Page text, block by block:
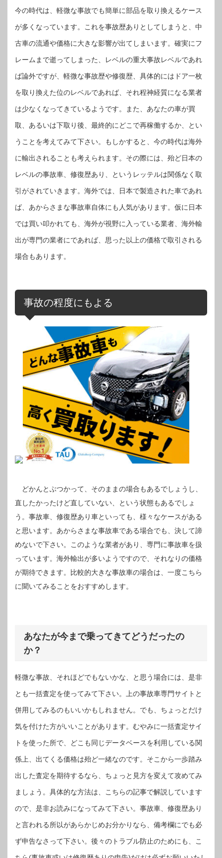
今の時代は、軽微な事故でも簡単に部品を取り換えるケース
が多くなっています。これを事故歴ありとしてしまうと、中
古車の流通や価格に大きな影響が出てしまいます。確実にフ
レームまで逝ってしまった、レベルの重大事故レベルであれ
ば論外ですが、軽微な事故歴や修復歴、具体的にはドア一枚
を取り換えた位のレベルであれば、それ程神経質になる業者
は少なくなってきているようです。また、あなたの車が買
取、あるいは下取り後、最終的にどこで再稼働するか、とい
うことを考えてみて下さい。もしかすると、今の時代は海外
に輸出されることも考えられます。その際には、殆ど日本の
レベルの事故車、修復歴あり、というレッテルは関係なく取
引がされていきます。海外では、日本で製造された車であれ
ば、あからさまな事故車自体にも人気があります。仮に日本
では買い叩かれても、海外が視野に入っている業者、海外輸
出が専門の業者にであれば、思った以上の価格で取引される
場合もあります。
事故の程度にもよる
どかんとぶつかって、そのままの場合もあるでしょうし、
直したかったけど直していない、という状態もあるでしょ
う。事故車、修復歴あり車といっても、様々なケースがある
と思います。あからさまな事故車である場合でも、決して諦
めないで下さい。このような業者があり、専門に事故車を扱
っています。海外輸出が多いようですので、それなりの価格
が期待できます。比較的大きな事故車の場合は、一度こちら
に聞いてみることをおすすめします。
あなたが今まで乗ってきてどうだったの
か？
軽微な事故、それほどでもないかな、と思う場合には、是非
とも一括査定を使ってみて下さい。上の事故車専門サイトと
併用してみるのもいいかもしれません。でも、ちょっとだけ
気を付けた方がいいことがあります。むやみに一括査定サイ
トを使った所で、どこも同じデータベースを利用している関
係上、出てくる価格は殆ど一緒なのです。そこから一歩踏み
出した査定を期待するなら、ちょっと見方を変えて攻めてみ
ましょう。具体的な方法は、こちらの記事で解説しています
ので、是非お読みになってみて下さい。事故車、修復歴あり
と言われる所以があらかじめお分かりなら、備考欄にでも必
ず申告なさって下さい。後々のトラブル防止のためにも、こ